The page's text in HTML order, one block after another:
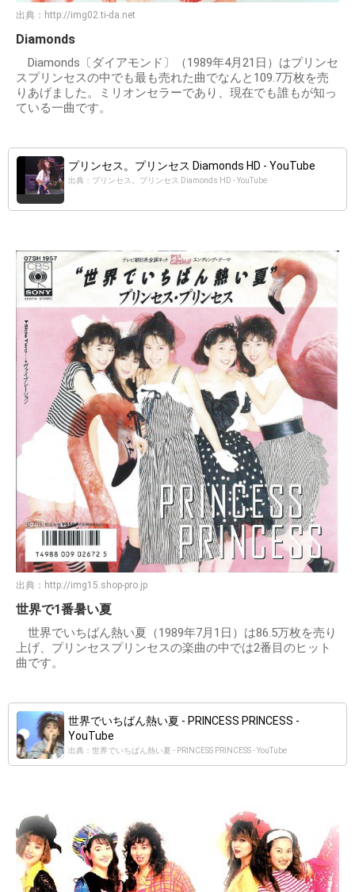
出典： http://img02.ti-da.net
Diamonds
Diamonds〔ダイアモンド〕（1989年4月21日）はプリンセ
スプリンセスの中でも最も売れた曲でなんと109.7万枚を売
りあげました。ミリオンセラーであり、現在でも誰もが知っ
ている一曲です。
プリンセス。プリンセス Diamonds HD - YouTube
出典：プリンセス。プリンセス Diamonds HD - YouTube
出典： http://img15.shop-pro.jp
世界で1番暑い夏
世界でいちばん熱い夏（1989年7月1日）は86.5万枚を売り
上げ、プリンセスプリンセスの楽曲の中では2番目のヒット
曲です。
世界でいちばん熱い夏 - PRINCESS PRINCESS -
YouTube
出典：世界でいちばん熱い夏 - PRINCESS PRINCESS - YouTube